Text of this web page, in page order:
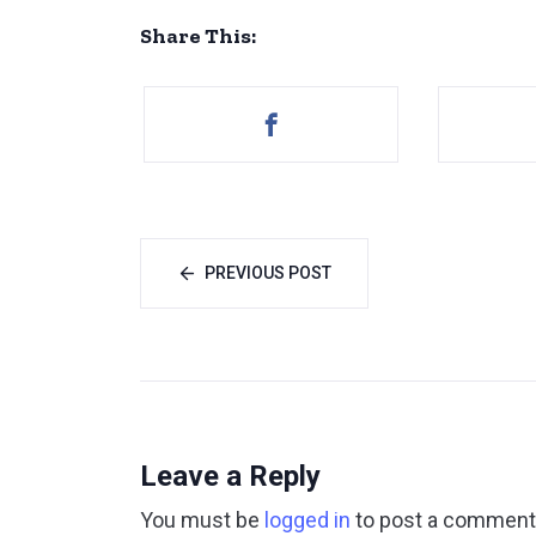
Share This:
PREVIOUS POST
Leave a Reply
You must be logged in to post a